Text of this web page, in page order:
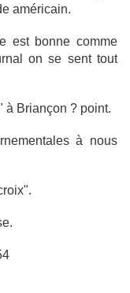
américain.
est bonne comme
on se sent tout
à Briançon ? point.
à nous